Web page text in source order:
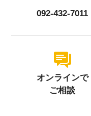
092-432-7011
オンラインで
ご相談